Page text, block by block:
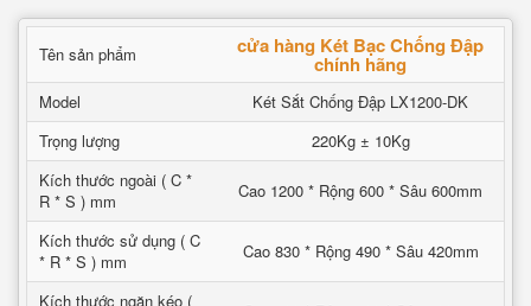
Tên sản phẩm cửa hàng Két Bạc Chống Đập
chính hãng
Model
Két Sắt Chống Đập LX1200-DK
Trọng lượng
220Kg ± 10Kg
Kích thước ngoài ( C *
R * S ) mm
Cao 1200 * Rộng 600 * Sâu 600mm
Kích thước sử dụng ( C
* R * S ) mm
Cao 830 * Rộng 490 * Sâu 420mm
Kích thước ngăn kéo (